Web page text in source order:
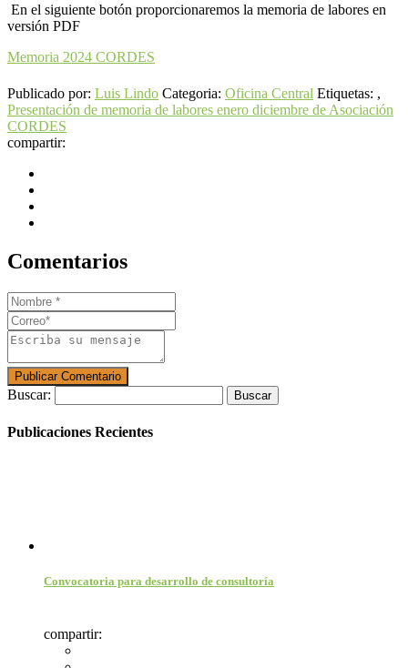
En el siguiente botón proporcionaremos la memoria de labores en
versión PDF
Memoria 2024 CORDES
Publicado por: Luis Lindo Categoria: Oficina Central Etiquetas: ,
Presentación de memoria de labores enero diciembre de Asociación
CORDES
compartir:
Comentarios
Buscar:
Publicaciones Recientes
Convocatoria para desarrollo de consultoría
compartir: